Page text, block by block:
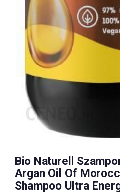
Bio Naturell
Argan Oil Of
Shampoo Ultra